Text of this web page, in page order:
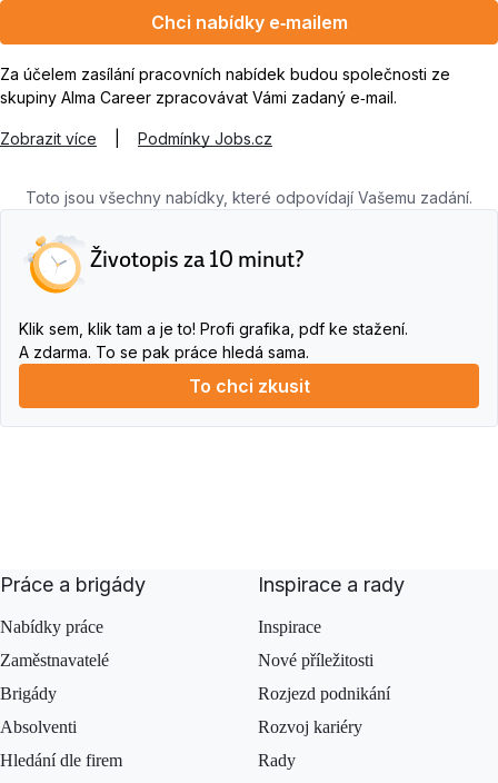
Chci nabídky e‑mailem
Za účelem zasílání pracovních nabídek budou společnosti ze
skupiny Alma Career zpracovávat Vámi zadaný e‑mail.
Zobrazit více Podmínky Jobs.cz
Toto jsou všechny nabídky, které odpovídají Vašemu zadání.
Životopis za 10 minut?
Klik sem, klik tam a je to! Profi grafika, pdf ke stažení.
A zdarma. To se pak práce hledá sama.
To chci zkusit
Práce a brigády
Nabídky práce
Zaměstnavatelé
Brigády
Absolventi
Hledání dle firem
Inspirace a rady
Inspirace
Nové příležitosti
Rozjezd podnikání
Rozvoj kariéry
Rady